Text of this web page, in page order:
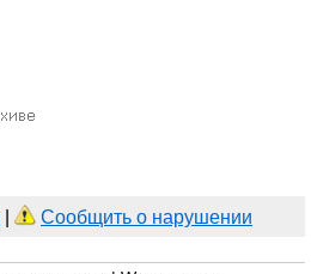
Сообщить о нарушении